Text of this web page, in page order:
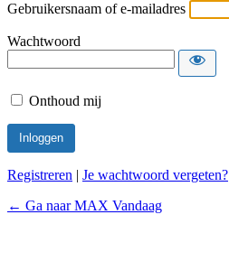
Gebruikersnaam of e-mailadres
Wachtwoord
Onthoud mij
Registreren | Je wachtwoord vergeten?
← Ga naar MAX Vandaag